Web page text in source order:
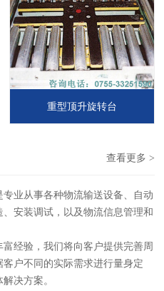
重型顶升旋转台
查看更多 >
业从事各种物流输送设备、自动
安装调试，以及物流信息管理和
经验，我们将向客户提供完善周
户不同的实际需求进行量身定
决方案。